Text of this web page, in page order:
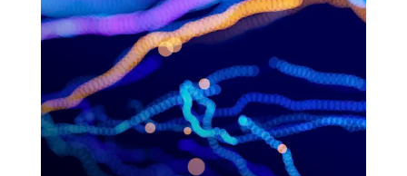
Sonic Branding
Határozza meg a márka hangzását.
Fedezze fel, hogy a hangmárkázás
hogyan teremthet következetes
identitást, a valóban egyedi hanglogótól
az egyedi, több csatornán átívelő zenei
stratégiáig.